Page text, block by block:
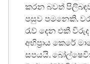
කරන බවත්
පසුව පමනෙකි.
රැව් දෙන එකී
අභිප්‍රාය කෙරේ
සපයයි.